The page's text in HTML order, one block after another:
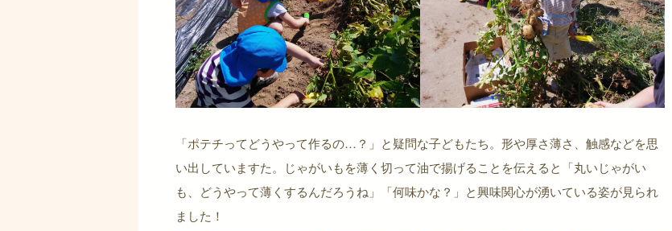
「ポテチってどうやって作るの…？」と疑問な子どもたち。形や厚さ薄さ、触感などを思
い出していますた。じゃがいもを薄く切って油で揚げることを伝えると「丸いじゃがい
も、どうやって薄くするんだろうね」「何味かな？」と興味関心が湧いている姿が見られ
ました！